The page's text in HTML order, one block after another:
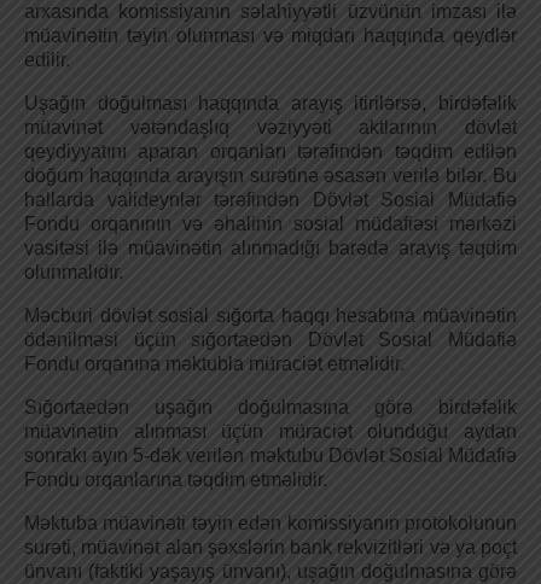
arxasında komissiyanın səlahiyyətli üzvünün imzası ilə
müavinətin təyin olunması və miqdarı haqqında qeydlər
edilir.
Uşağın doğulması haqqında arayış itirilərsə, birdəfəlik
müavinət vətəndaşlıq vəziyyəti aktlarının dövlət
qeydiyyatını aparan orqanları tərəfindən təqdim edilən
doğum haqqında arayışın surətinə əsasən verilə bilər. Bu
hallarda valideynlər tərəfindən Dövlət Sosial Müdafiə
Fondu orqanının və əhalinin sosial müdafiəsi mərkəzi
vasitəsi ilə müavinətin alınmadığı barədə arayış təqdim
olunmalıdır.
Məcburi dövlət sosial sığorta haqqı hesabına müavinətin
ödənilməsi üçün sığortaedən Dövlət Sosial Müdafiə
Fondu orqanına məktubla müraciət etməlidir.
Sığortaedən uşağın doğulmasına görə birdəfəlik
müavinətin alınması üçün müraciət olunduğu aydan
sonrakı ayın 5-dək verilən məktubu Dövlət Sosial Müdafiə
Fondu orqanlarına təqdim etməlidir.
Məktuba müavinəti təyin edən komissiyanın protokolunun
surəti, müavinət alan şəxslərin bank rekvizitləri və ya poçt
ünvanı (faktiki yaşayış ünvanı), uşağın doğulmasına görə